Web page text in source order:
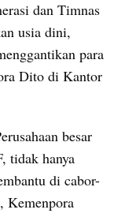
dan Timnas
usia dini,
para
Dito di Kantor
besar
tidak hanya
di cabor-
Kemenpora